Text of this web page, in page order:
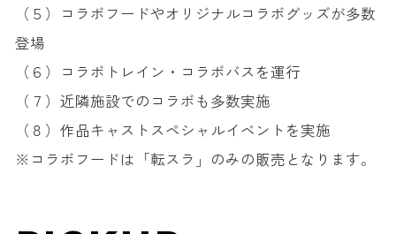
（５）コラボフードやオリジナルコラボグッズが多数
登場
（６）コラボトレイン・コラボバスを運行
（７）近隣施設でのコラボも多数実施
（８）作品キャストスペシャルイベントを実施
※コラボフードは「転スラ」のみの販売となります。